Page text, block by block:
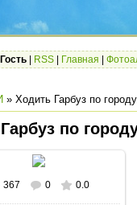
Гость RSS Главная
» Ходить Гарбуз по городу
по
367 0 0.0